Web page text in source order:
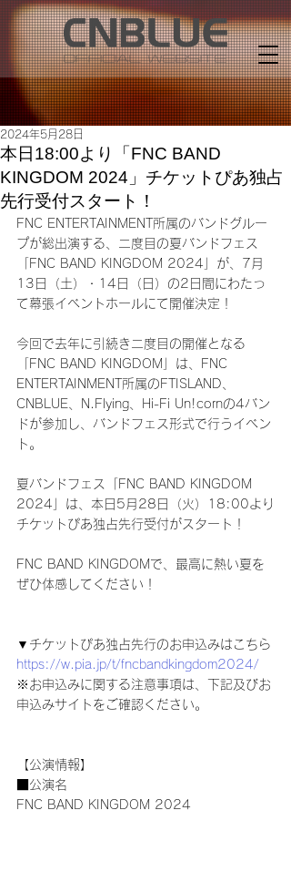
本日18:00より「FNC BAND
KINGDOM 2024」チケットぴあ独占
先行受付スタート！
2024年5月28日
FNC ENTERTAINMENT所属のバンドグルー
プが総出演する、二度目の夏バンドフェス
「FNC BAND KINGDOM 2024」が、7月
13日（土）・14日（日）の2日間にわたっ
て幕張イベントホールにて開催決定！
今回で去年に引続き二度目の開催となる
「FNC BAND KINGDOM」は、FNC
ENTERTAINMENT所属のFTISLAND、
CNBLUE、N.Flying、Hi-Fi Un!cornの4バン
ドが参加し、バンドフェス形式で行うイベン
ト。
夏バンドフェス「FNC BAND KINGDOM
2024」は、本日5月28日（火）18:00より
チケットぴあ独占先行受付がスタート！
FNC BAND KINGDOMで、最高に熱い夏を
ぜひ体感してください！
▼チケットぴあ独占先行のお申込みはこちら
https://w.pia.jp/t/fncbandkingdom2024/
※お申込みに関する注意事項は、下記及びお
申込みサイトをご確認ください。
【公演情報】
■公演名
FNC BAND KINGDOM 2024